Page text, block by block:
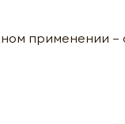
применении –